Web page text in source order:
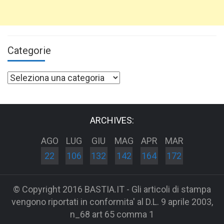
Categorie
Categorie
ARCHIVES:
AGO
22
LUG
106
GIU
132
MAG
142
APR
164
MAR
172
© Copyright 2016 BASTIA.IT - Gli articoli di stampa
vengono riportati in conformita' al D.L. 9 aprile 2003,
n_68 art 65 comma 1